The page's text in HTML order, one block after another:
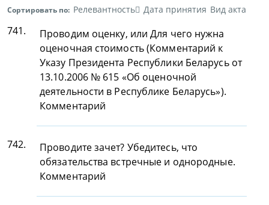
Сортировать по: Релевантность Дата принятия Вид акта
741.
Проводим оценку, или Для чего нужна
оценочная стоимость (Комментарий к
Указу Президента Республики Беларусь от
13.10.2006 № 615 «Об оценочной
деятельности в Республике Беларусь»).
Комментарий
742.
Проводите зачет? Убедитесь, что
обязательства встречные и однородные.
Комментарий